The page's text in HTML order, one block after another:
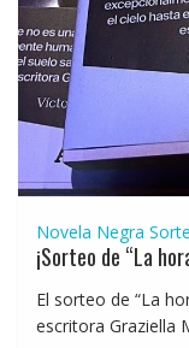
Novela Negra
¡Sorteo de “La
El sorteo de “La
escritora Graziella